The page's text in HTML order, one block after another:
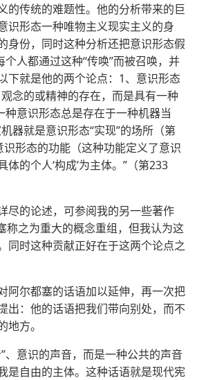
的传统的难题性。他的分析带来的巨
识形态一种唯物主义现实主义的身
身份，同时这种分析还把意识形态假
个人都通过这种“传唤”而被召唤，并
下就是他的两个论点：1、意识形态
念的或精神的存在，而是具有一种
种意识形态总是存在于一种机器当
器就是意识形态“实现”的场所（第
形态的功能（这种功能定义了意识
的个人‘构成’为主体。”（第233
尽的论述，可参阅我的另一些著作
之为重大的概念重组，但我认为这
同时这种贡献正好在于这两个论点之
阿尔都塞的话语加以延伸，再一次把
出：他的话语把我们带向别处，而不
地方。
、意识的声音，而是一种公共的声音
是自由的主体。这种话语就是现代宪